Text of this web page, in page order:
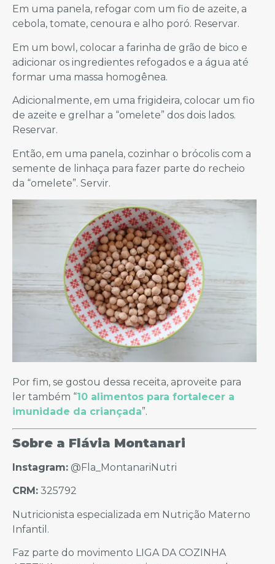
Em uma panela, refogar com um fio de azeite, a
cebola, tomate, cenoura e alho poró. Reservar.
Em um bowl, colocar a farinha de grão de bico e
adicionar os ingredientes refogados e a água até
formar uma massa homogênea.
Adicionalmente, em uma frigideira, colocar um fio
de azeite e grelhar a “omelete” dos dois lados.
Reservar.
Então, em uma panela, cozinhar o brócolis com a
semente de linhaça para fazer parte do recheio
da “omelete”. Servir.
Por fim, se gostou dessa receita, aproveite para
ler também “10 alimentos para fortalecer a
imunidade da criançada”.
Sobre a Flávia Montanari
Instagram: @Fla_MontanariNutri
CRM: 325792
Nutricionista especializada em Nutrição Materno
Infantil.
Faz parte do movimento LIGA DA COZINHA